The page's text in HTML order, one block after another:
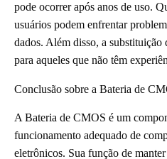
pode ocorrer após anos de uso.
usuários podem enfrentar
dados. Além disso, a substituição
para aqueles que não têm
Conclusão sobre a Bateria de
A Bateria de CMOS é um
funcionamento adequado de
eletrônicos. Sua função de